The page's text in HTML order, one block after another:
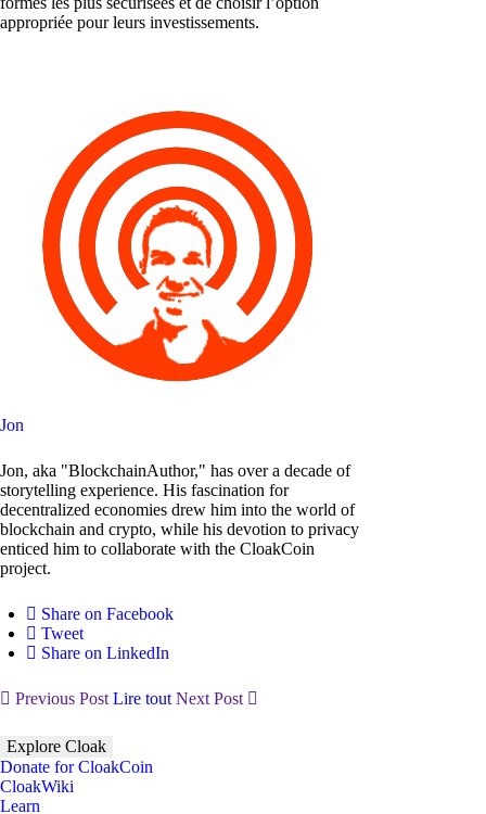
appropriée pour leurs investissements.
Jon
Jon, aka "BlockchainAuthor," has over a decade of
storytelling experience. His fascination for
decentralized economies drew him into the world of
blockchain and crypto, while his devotion to privacy
enticed him to collaborate with the CloakCoin
project.
Share on Facebook
Tweet
Share on LinkedIn
Previous PostLire tout Next Post
Explore Cloak
Donate for CloakCoin
CloakWiki
Learn